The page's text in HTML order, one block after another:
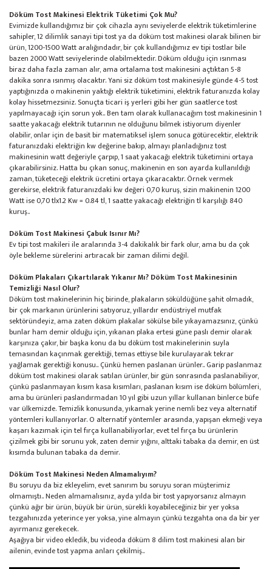
Döküm Tost Makinesi Elektrik Tüketimi Çok Mu?
Evimizde kullandığımız bir çok cihazla aynı seviyelerde elektrik tüketimlerine
sahipler, 12 dilimlik sanayi tipi tost ya da döküm tost makinesi olarak bilinen bir
ürün, 1200-1500 Watt aralığındadır, bir çok kullandığımız ev tipi tostlar bile
bazen 2000 Watt seviyelerinde olabilmektedir. Döküm olduğu için ısınması
biraz daha fazla zaman alır, ama ortalama tost makinesini açtıktan 5-8
dakika sonra ısınmış olacaktır. Yani siz döküm tost makinesiyle günde 4-5 tost
yaptığınızda o makinenin yaktığı elektrik tüketimini, elektrik faturanızda kolay
kolay hissetmezsiniz. Sonuçta ticari iş yerleri gibi her gün saatlerce tost
yapılmayacağı için sorun yok.. Ben tam olarak kullanacağım tost makinesinin 1
saatte yakacağı elektrik tutarının ne olduğunu bilmek istiyorum diyenler
olabilir, onlar için de basit bir matematiksel işlem sonuca götürecektir, elektrik
faturanızdaki elektriğin kw değerine bakıp, almayı planladığınız tost
makinesinin watt değeriyle çarpıp, 1 saat yakacağı elektrik tüketimini ortaya
çıkarabilirsiniz. Hatta bu çıkan sonuç, makinenin en son ayarda kullanıldığı
zaman, tüketeceği elektrik ücretini ortaya çıkaracaktır. Örnek vermek
gerekirse, elektrik faturanızdaki kw değeri 0,70 kuruş, sizin makinenin 1200
Watt ise 0,70 tlx1.2 Kw = 0.84 tl, 1 saatte yakacağı elektriğin tl karşılığı 840
kuruş..
Döküm Tost Makinesi Çabuk Isınır Mı?
Ev tipi tost makileri ile aralarında 3-4 dakikalık bir fark olur, ama bu da çok
öyle bekleme sürelerini artıracak bir zaman dilimi değil.
Döküm Plakaları Çıkartılarak Yıkanır Mı? Döküm Tost Makinesinin
Temizliği Nasıl Olur?
Döküm tost makinelerinin hiç birinde, plakaların söküldüğüne şahit olmadık,
bir çok markanın ürünlerini satıyoruz, yıllardır endüstriyel mutfak
sektöründeyiz, ama zaten döküm plakalar sökülse bile yıkayamazsınız, çünkü
bunlar ham demir olduğu için, yıkanan plaka ertesi güne paslı demir olarak
karşınıza çakır, bir başka konu da bu döküm tost makinelerinin suyla
temasından kaçınmak gerektiği, temas ettiyse bile kurulayarak tekrar
yağlamak gerektiği konusu.. Çünkü hemen paslanan ürünler.. Garip paslanmaz
döküm tost makinesi olarak satılan ürünler, bir gün sonrasında paslanabiliyor,
çünkü paslanmayan kısım kasa kısımları, paslanan kısım ise döküm bölümleri,
ama bu ürünleri paslandırmadan 10 yıl gibi uzun yıllar kullanan binlerce büfe
var ülkemizde. Temizlik konusunda, yıkamak yerine nemli bez veya alternatif
yöntemleri kullanıyorlar. O alternatif yöntemler arasında, yapışan ekmeği veya
kaşarı kazımak için tel fırça kullanabiliyorlar, evet tel fırça bu ürünlerin
çizilmek gibi bir sorunu yok, zaten demir yığını, alttaki tabaka da demir, en üst
kısımda bulunan tabaka da demir.
Döküm Tost Makinesi Neden Almamalıyım?
Bu soruyu da biz ekleyelim, evet sanırım bu soruyu soran müşterimiz
olmamıştı.. Neden almamalısınız, ayda yılda bir tost yapıyorsanız almayın
çünkü ağır bir ürün, büyük bir ürün, sürekli koyabileceğiniz bir yer yoksa
tezgahınızda yeterince yer yoksa, yine almayın çünkü tezgahta ona da bir yer
ayırmanız gerekecek.
Aşağıya bir video ekledik, bu videoda döküm 8 dilim tost makinesi alan bir
ailenin, evinde tost yapma anları çekilmiş..